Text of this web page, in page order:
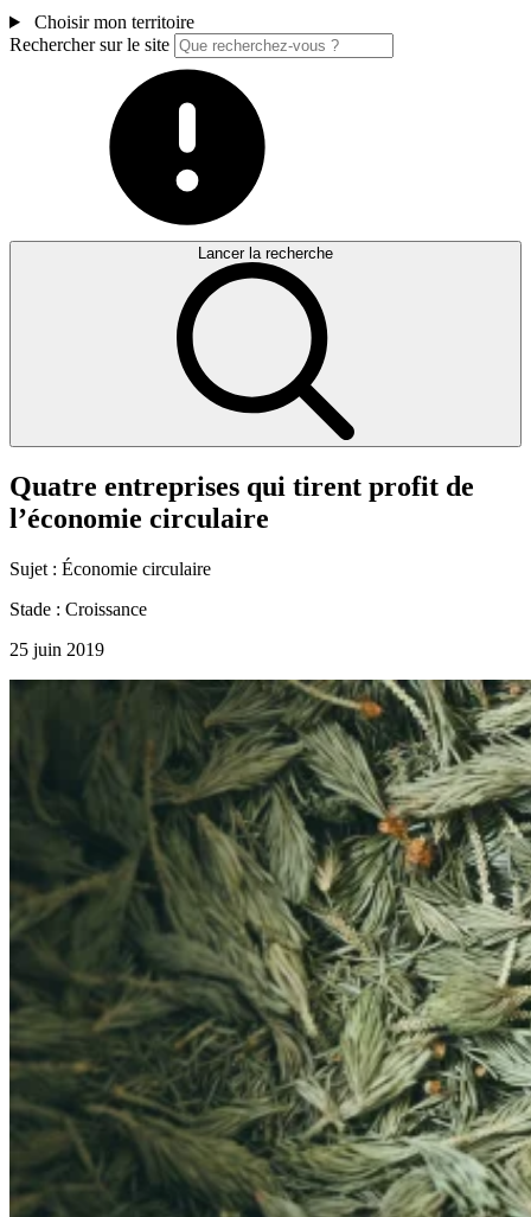
Choisir mon territoire
Rechercher sur le site
Lancer la recherche
Quatre entreprises qui tirent profit de
l’économie circulaire
Sujet : Économie circulaire
Stade : Croissance
25 juin 2019